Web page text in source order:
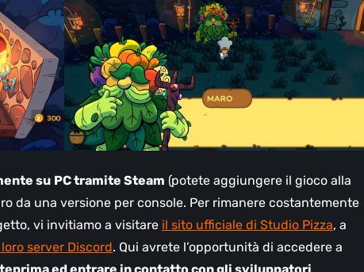
su PC tramite Steam (potete aggiungere il gioco alla
da una versione per console. Per rimanere costantemente
vi invitiamo a visitare il sito ufficiale di Studio Pizza, a
server Discord. Qui avrete l’opportunità di accedere a